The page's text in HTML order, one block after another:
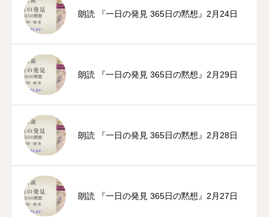
朗読 『一日の発見 365日の黙想』2月24日
朗読 『一日の発見 365日の黙想』2月29日
朗読 『一日の発見 365日の黙想』2月28日
朗読 『一日の発見 365日の黙想』2月27日